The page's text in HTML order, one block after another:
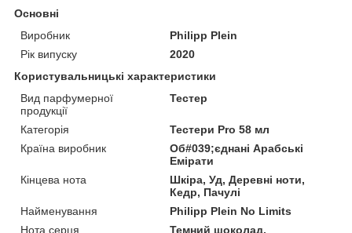
Основні
Виробник
Philipp Plein
Рік випуску
2020
Користувальницькі характеристики
Вид парфумерної
продукції
Тестер
Категорія
Тестери Pro 58 мл
Країна виробник
Об#039;єднані Арабські
Емірати
Кінцева нота
Шкіра, Уд, Деревні ноти,
Кедр, Пачулі
Найменування
Philipp Plein No Limits
Нота серця
Темний шоколад,